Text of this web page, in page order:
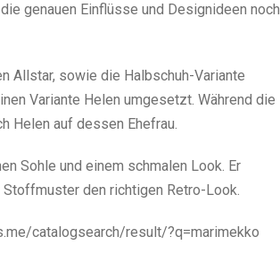
genauen Einflüsse und Designideen noch
Allstar, sowie die Halbschuh-Variante
Variante Helen umgesetzt. Während die
Helen auf dessen Ehefrau.
Sohle und einem schmalen Look. Er
Stoffmuster den richtigen Retro-Look.
catalogsearch/result/?q=marimekko